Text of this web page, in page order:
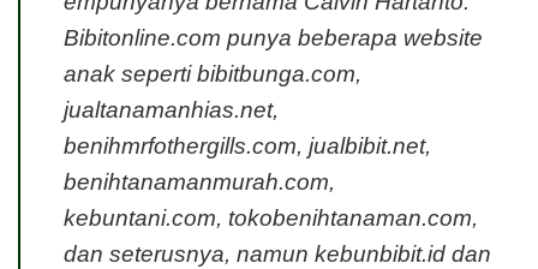
Bibitonline.com punya beberapa website
anak seperti bibitbunga.com,
jualtanamanhias.net,
benihmrfothergills.com, jualbibit.net,
benihtanamanmurah.com,
kebuntani.com, tokobenihtanaman.com,
dan seterusnya, namun kebunbibit.id dan